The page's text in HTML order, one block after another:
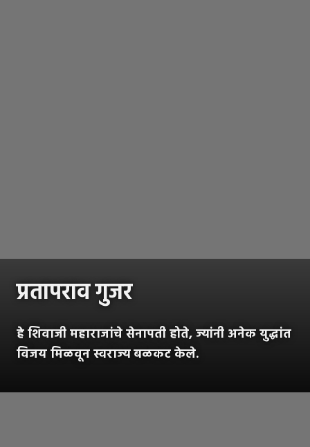
प्रतापराव गुजर
हे शिवाजी महाराजांचे सेनापती होते, ज्यांनी अनेक युद्धांत
विजय मिळवून स्वराज्य बळकट केले.